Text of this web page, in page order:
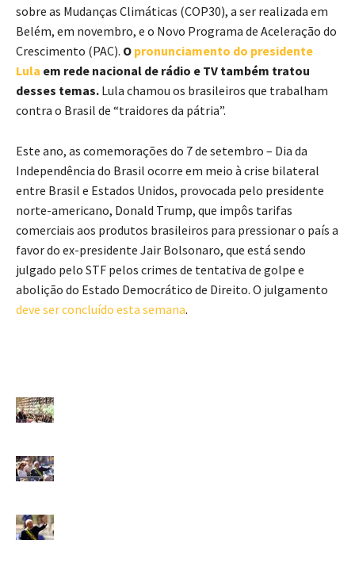
sobre as Mudanças Climáticas (COP30), a ser realizada em
Belém, em novembro, e o Novo Programa de Aceleração do
Crescimento (PAC). O pronunciamento do presidente
Lula em rede nacional de rádio e TV também tratou
desses temas. Lula chamou os brasileiros que trabalham
contra o Brasil de “traidores da pátria”.
Este ano, as comemorações do 7 de setembro – Dia da
Independência do Brasil ocorre em meio à crise bilateral
entre Brasil e Estados Unidos, provocada pelo presidente
norte-americano, Donald Trump, que impôs tarifas
comerciais aos produtos brasileiros para pressionar o país a
favor do ex-presidente Jair Bolsonaro, que está sendo
julgado pelo STF pelos crimes de tentativa de golpe e
abolição do Estado Democrático de Direito. O julgamento
deve ser concluído esta semana.